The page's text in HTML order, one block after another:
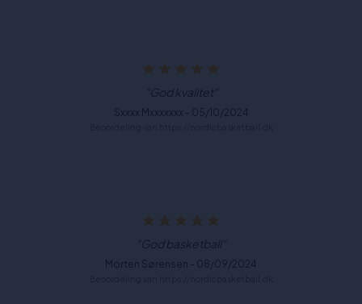
"God kvalitet"
Sxxxx Mxxxxxxx - 05/10/2024
"God basketball"
Morten Sørensen - 08/09/2024